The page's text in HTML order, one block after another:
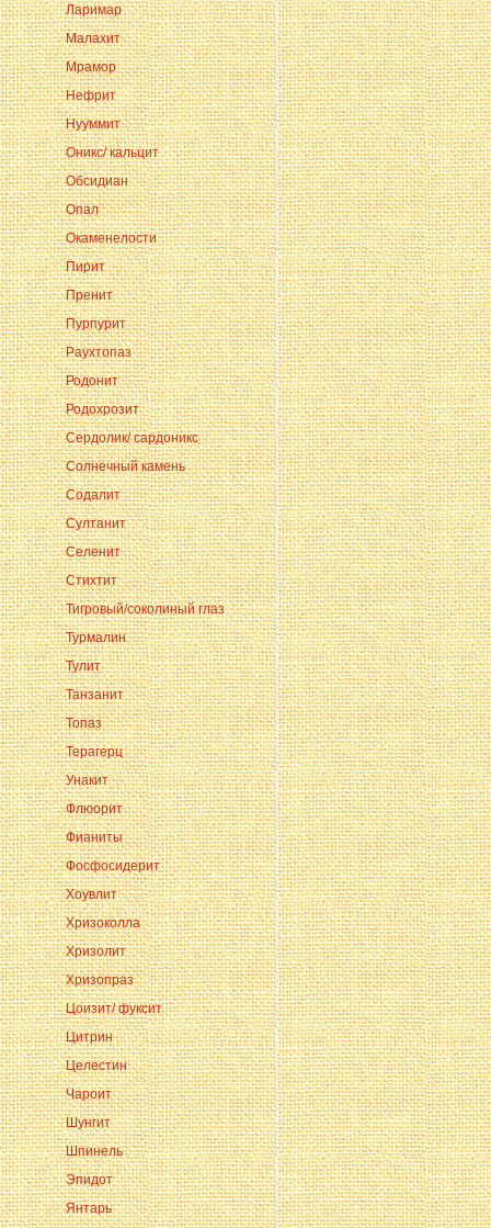
Ларимар
Малахит
Мрамор
Нефрит
Нууммит
Оникс/ кальцит
Обсидиан
Опал
Окаменелости
Пирит
Пренит
Пурпурит
Раухтопаз
Родонит
Родохрозит
Сердолик/ сардоникс
Солнечный камень
Содалит
Султанит
Селенит
Стихтит
Тигровый/соколиный глаз
Турмалин
Тулит
Танзанит
Топаз
Терагерц
Унакит
Флюорит
Фианиты
Фосфосидерит
Хоувлит
Хризоколла
Хризолит
Хризопраз
Цоизит/ фуксит
Цитрин
Целестин
Чароит
Шунгит
Шпинель
Эпидот
Янтарь